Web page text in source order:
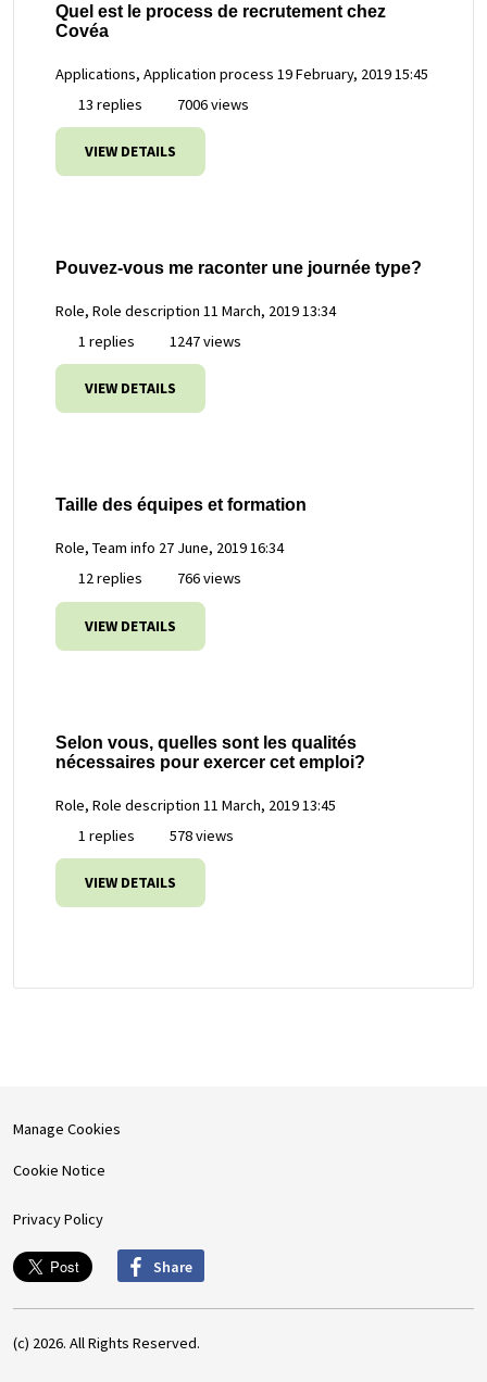
Quel est le process de recrutement chez
Covéa
Applications, Application process 19 February, 2019 15:45
13 replies
7006 views
VIEW DETAILS
Pouvez-vous me raconter une journée type?
Role, Role description 11 March, 2019 13:34
1 replies
1247 views
VIEW DETAILS
Taille des équipes et formation
Role, Team info 27 June, 2019 16:34
12 replies
766 views
VIEW DETAILS
Selon vous, quelles sont les qualités
nécessaires pour exercer cet emploi?
Role, Role description 11 March, 2019 13:45
1 replies
578 views
VIEW DETAILS
Manage Cookies
Cookie Notice
Privacy Policy
Share
(c) 2026. All Rights Reserved.